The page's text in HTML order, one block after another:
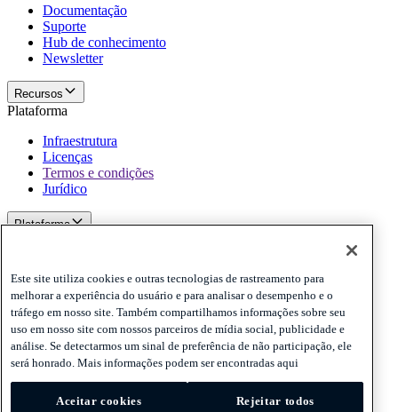
Documentação
Suporte
Hub de conhecimento
Newsletter
Recursos
Plataforma
Infraestrutura
Licenças
Termos e condições
Jurídico
Plataforma
Privacy
Cookies
Disclaimer
Politicas e termo de responsabilidade
Assine nossa newsletter Assine nossa newsletterAssine nossa
newsletter
Privacy
Este site utiliza cookies e outras tecnologias de rastreamento para
melhorar a experiência do usuário e para analisar o desempenho e o
tráfego em nosso site. Também compartilhamos informações sobre seu
uso em nosso site com nossos parceiros de mídia social, publicidade e
análise. Se detectarmos um sinal de preferência de não participação, ele
será honrado. Mais informações podem ser encontradas aqui
Aceitar cookies Rejeitar todos